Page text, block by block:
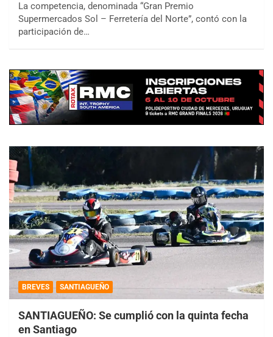
La competencia, denominada “Gran Premio
Supermercados Sol – Ferretería del Norte”, contó con la
participación de…
BREVES SANTIAGUEÑO
SANTIAGUEÑO: Se cumplió con la quinta fecha
en Santiago